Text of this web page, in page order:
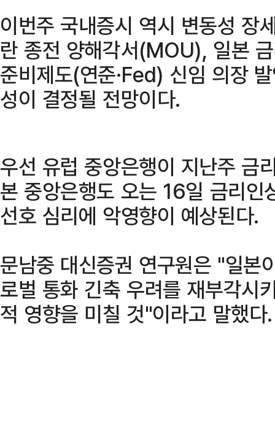
이번주 국내증시 역시 변동성 장
란 종전 양해각서(MOU), 일본
준비제도(연준·Fed) 신임 의장
성이 결정될 전망이다.
우선 유럽 중앙은행이 지난주 금
본 중앙은행도 오는 16일 금리인
선호 심리에 악영향이 예상된다.
문남중 대신증권 연구원은 "일본
로벌 통화 긴축 우려를 재부각시
적 영향을 미칠 것"이라고 말했다.